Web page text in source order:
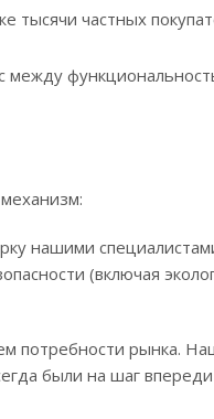
тысячи частных
между
нашими
(включая
потребности рынка.
были на шаг впереди